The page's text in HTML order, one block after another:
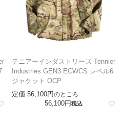
テニアーインダストリーズ Tennier
Industries GEN3 ECWCS レベル6
ジャケット OCP
定価 56,100 のところ
56,100 税込